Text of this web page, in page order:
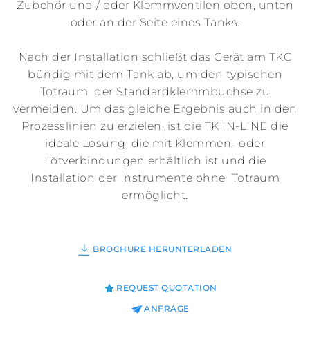
Zubehör und / oder Klemmventilen oben, unten
oder an der Seite eines Tanks.
Nach der Installation schließt das Gerät am TKC
bündig mit dem Tank ab, um den typischen
Totraum der Standardklemmbuchse zu
vermeiden. Um das gleiche Ergebnis auch in den
Prozesslinien zu erzielen, ist die TK IN-LINE die
ideale Lösung, die mit Klemmen- oder
Lötverbindungen erhältlich ist und die
Installation der Instrumente ohne Totraum
ermöglicht.
BROCHURE HERUNTERLADEN
REQUEST QUOTATION
ANFRAGE